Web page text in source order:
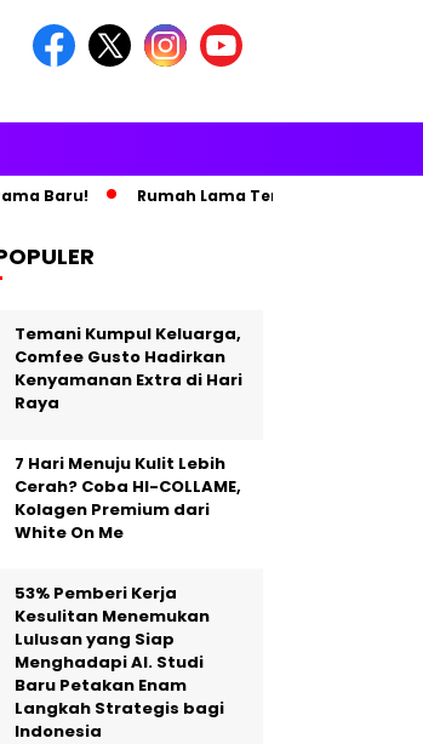
Baru! Rumah Lama Terbakar, Paris Hilton
Temani Kumpul Keluarga,
Comfee Gusto Hadirkan
Kenyamanan Extra di Hari
Raya
7 Hari Menuju Kulit Lebih
Cerah? Coba HI-COLLAME,
Kolagen Premium dari
White On Me
53% Pemberi Kerja
Kesulitan Menemukan
Lulusan yang Siap
Menghadapi AI. Studi
Baru Petakan Enam
Langkah Strategis bagi
Indonesia